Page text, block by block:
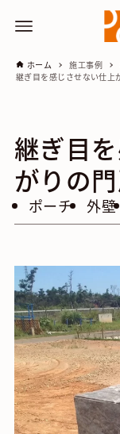
ホーム 施工事例
継ぎ目を感じさせない仕上
継ぎ目
がりの
ポーチ 外壁